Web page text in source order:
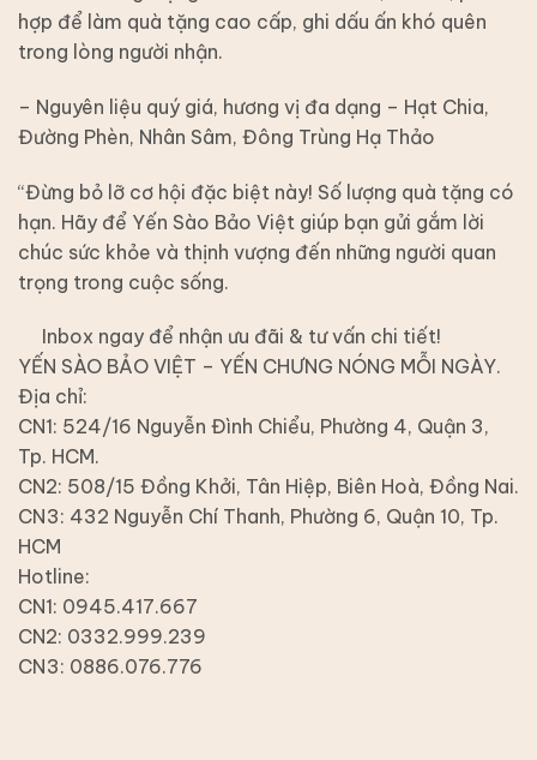
hợp để làm quà tặng cao cấp, ghi dấu ấn khó quên
trong lòng người nhận.
– Nguyên liệu quý giá, hương vị đa dạng – Hạt Chia,
Đường Phèn, Nhân Sâm, Đông Trùng Hạ Thảo
“Đừng bỏ lỡ cơ hội đặc biệt này! Số lượng quà tặng có
hạn. Hãy để Yến Sào Bảo Việt giúp bạn gửi gắm lời
chúc sức khỏe và thịnh vượng đến những người quan
trọng trong cuộc sống.
Inbox ngay để nhận ưu đãi & tư vấn chi tiết!
YẾN SÀO BẢO VIỆT – YẾN CHƯNG NÓNG MỖI NGÀY.
Địa chỉ:
CN1: 524/16 Nguyễn Đình Chiểu, Phường 4, Quận 3,
Tp. HCM.
CN2: 508/15 Đồng Khởi, Tân Hiệp, Biên Hoà, Đồng Nai.
CN3: 432 Nguyễn Chí Thanh, Phường 6, Quận 10, Tp.
HCM
Hotline:
CN1: 0945.417.667
CN2: 0332.999.239
CN3: 0886.076.776